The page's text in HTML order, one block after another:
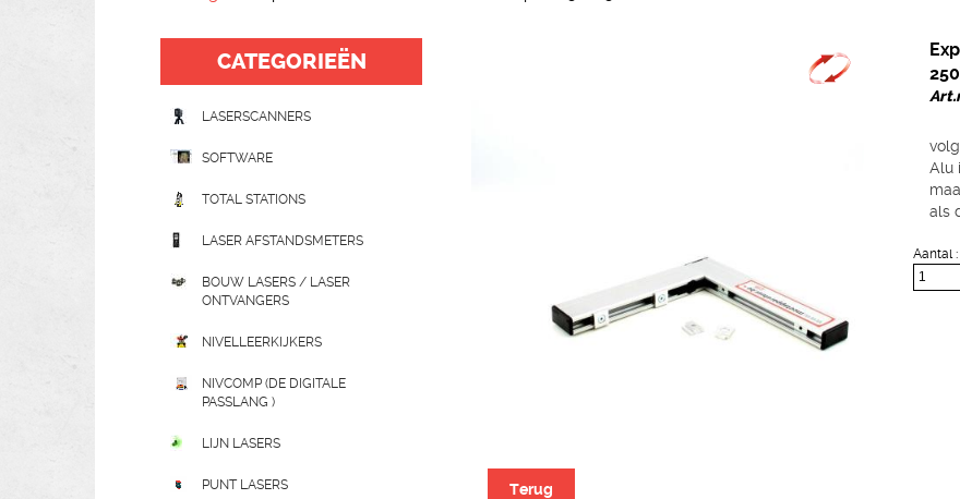
CATEGORIEËN
LASERSCANNERS
SOFTWARE
TOTAL STATIONS
LASER AFSTANDSMETERS
BOUW LASERS / LASER
ONTVANGERS
NIVELLEERKIJKERS
NIVCOMP (DE DIGITALE
PASSLANG )
LIJN LASERS
PUNT LASERS
Alu
als
Aantal :
Terug